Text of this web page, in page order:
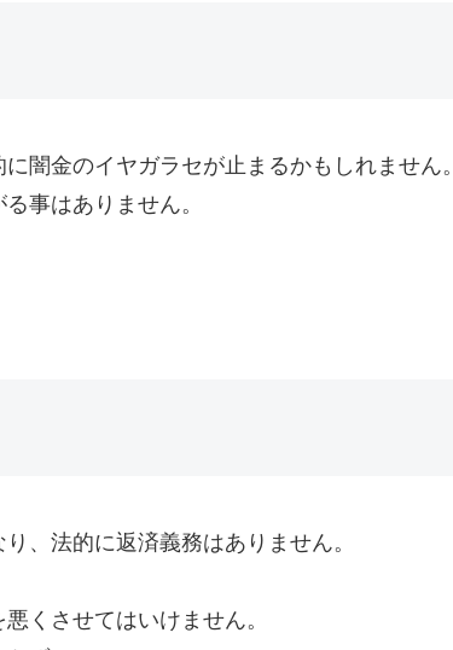
闇金のイヤガラセが止まるかもしれません。
事はありません。
り、法的に返済義務はありません。
くさせてはいけません。